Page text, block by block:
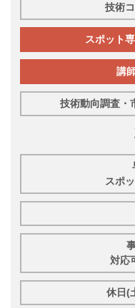
技術
スポット
講
技術動向調査・
スポ
対応
休日(